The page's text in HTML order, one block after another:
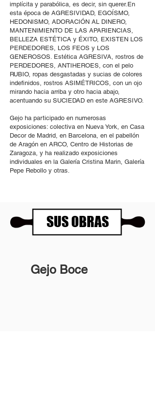
implícita y parabólica, es decir, sin querer.En
esta época de AGRESIVIDAD, EGOÍSMO,
HEDONISMO, ADORACIÓN AL DINERO,
MANTENIMIENTO DE LAS APARIENCIAS,
BELLEZA ESTÉTICA y ÉXITO, EXISTEN LOS
PERDEDORES, LOS FEOS y LOS
GENEROSOS. Estética AGRESIVA, rostros de
PERDEDORES, ANTIHEROES, con el pelo
RUBIO, ropas desgastadas y sucias de colores
indefinidos, rostros ASIMÉTRICOS, con un ojo
mirando hacia arriba y otro hacia abajo,
acentuando su SUCIEDAD en este AGRESIVO.
Gejo ha participado en numerosas
exposiciones: colectiva en Nueva York, en Casa
Decor de Madrid, en Barcelona, en el pabellón
de Aragón en ARCO, Centro de Historias de
Zaragoza, y ha realizado exposiciones
individuales en la Galería Cristina Marin, Galería
Pepe Rebollo y otras.
SUS OBRAS
Gejo Boce